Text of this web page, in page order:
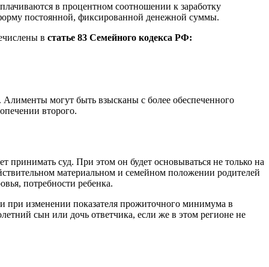
в процентном соотношении к заработку
постоянной, фиксированной денежной суммы.
в статье 83 Семейного кодекса РФ:
могут быть взысканы с более обеспеченного
второго.
принимать суд. При этом он будет основываться не только на
материальном и семейном положении родителей
потребности ребенка.
при изменении показателя прожиточного минимума в
сын или дочь ответчика, если же в этом регионе не